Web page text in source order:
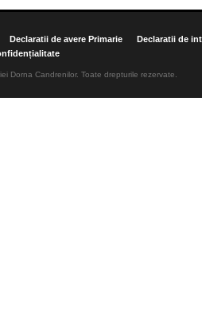
Declaratii de avere Primarie
Declaratii de
Dorna Candrenilor. Toate drepturile rezervate.